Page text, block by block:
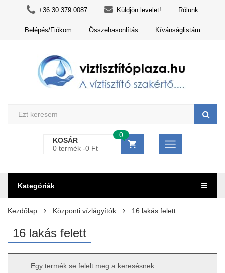
+36 30 379 0087 Küldjön levelet! Rólunk
Belépés/Fiókom Összehasonlítás Kívánságlistám
KOSÁR
0 termék -0 Ft
0
Kategóriák
Kezdőlap Központi vízlágyítók 16 lakás felett
16 lakás felett
Egy termék se felelt meg a keresésnek.